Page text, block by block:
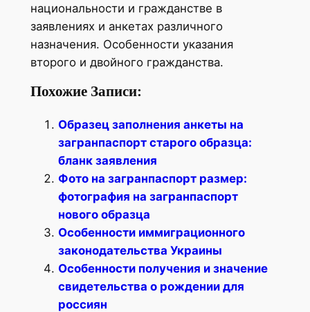
национальности и гражданстве в
заявлениях и анкетах различного
назначения. Особенности указания
второго и двойного гражданства.
Похожие Записи:
Образец заполнения анкеты на
загранпаспорт старого образца:
бланк заявления
Фото на загранпаспорт размер:
фотография на загранпаспорт
нового образца
Особенности иммиграционного
законодательства Украины
Особенности получения и значение
свидетельства о рождении для
россиян